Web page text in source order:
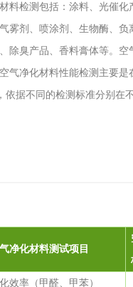
料检测包括：涂料、光催化
雾剂、喷涂剂、生物酶、负
除臭产品、香料膏体等。空
气净化材料性能检测主要是
依据不同的检测标准分别在
净化材料测试项目
效率（甲醛、甲苯）
化妆品毒理试验
化妆品眼刺激试验
洗衣液检测
花露水检测